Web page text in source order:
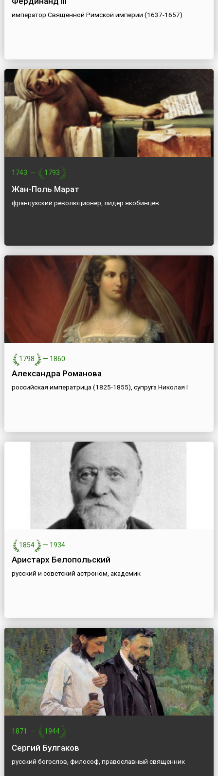
император Священной Римской империи (1637-1657)
1743 — 1793
Жан-Поль Марат
французский революционер, лидер якобинцев
1798 — 1860
Александра Романова
российская императрица (1825-1855), супруга Николая I
1854 — 1934
Аристарх Белопольский
русский и советский астроном, академик
1871 — 1944
Сергий Булгаков
русский богослов, философ, православный священник